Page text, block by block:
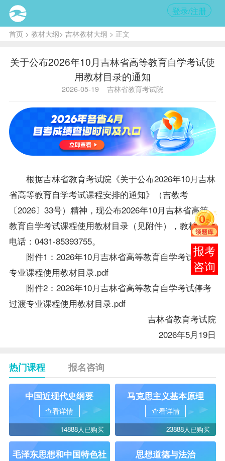
登录/注册
首页> 教材大纲> 吉林教材大纲 > 正文
关于公布2026年10月吉林省高等教育自学考试使
用教材目录的通知
2026-05-19 吉林省教育考试院
根据吉林省教育考试院《关于公布2026年10月吉林
省高等教育自学考试课程安排的通知》（吉教考
〔2026〕33号）精神，现公布2026年10月吉林省高等
教育自学考试课程使用教材目录（见附件）， 教材咨询
电话：0431-85393755。
附件1： 2026年10月吉林省高等教育自学考试开考
专业课程使用教材目录.pdf
附件2： 2026年10月吉林省高等教育自学考试停考
过渡专业课程使用教材目录.pdf
吉林省教育考试院
2026年5月19日
热门课程 报名咨询
中国近现代史纲要
查看详情
14888人已购买
马克思主义基本原理
查看详情
23888人已购买
毛泽东思想和中国特色社
思想道德与法治
在线
客服